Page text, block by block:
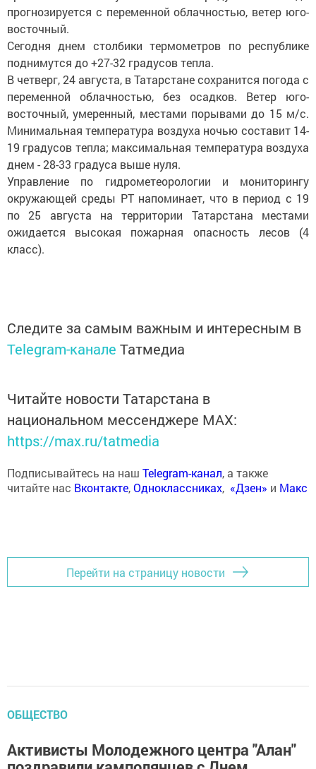
прогнозируется с переменной облачностью, ветер юго-
восточный.
Сегодня днем столбики термометров по республике
поднимутся до +27-32 градусов тепла.
В четверг, 24 августа, в Татарстане сохранится погода с
переменной облачностью, без осадков. Ветер юго-
восточный, умеренный, местами порывами до 15 м/с.
Минимальная температура воздуха ночью составит 14-
19 градусов тепла; максимальная температура воздуха
днем - 28-33 градуса выше нуля.
Управление по гидрометеорологии и мониторингу
окружающей среды РТ напоминает, что в период с 19
по 25 августа на территории Татарстана местами
ожидается высокая пожарная опасность лесов (4
класс).
Следите за самым важным и интересным в
Telegram-канале Татмедиа
Читайте новости Татарстана в
национальном мессенджере MАХ:
https://max.ru/tatmedia
Подписывайтесь на наш Telegram-канал, а также
читайте нас Вконтакте,Одноклассниках, «Дзен» и Макс
Перейти на страницу новости
ОБЩЕСТВО
Активисты Молодежного центра "Алан"